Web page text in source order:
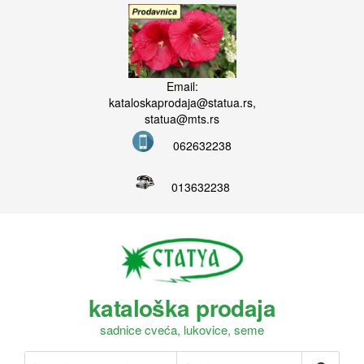
Email:
kataloskaprodaja@statua.rs,
statua@mts.rs
062632238
013632238
kataloška prodaja
sadnice cveća, lukovice, seme